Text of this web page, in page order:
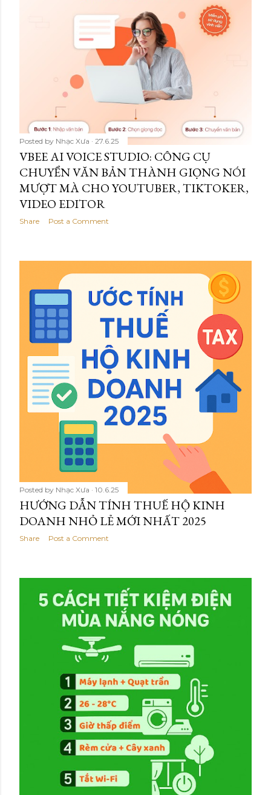
Posted by Nhạc Xưa 27.6.25
VBEE AI VOICE STUDIO: CÔNG CỤ
CHUYỂN VĂN BẢN THÀNH GIỌNG NÓI
MƯỢT MÀ CHO YOUTUBER, TIKTOKER,
VIDEO EDITOR
Share Post a Comment
Posted by Nhạc Xưa 10.6.25
HƯỚNG DẪN TÍNH THUẾ HỘ KINH
DOANH NHỎ LẺ MỚI NHẤT 2025
Share Post a Comment